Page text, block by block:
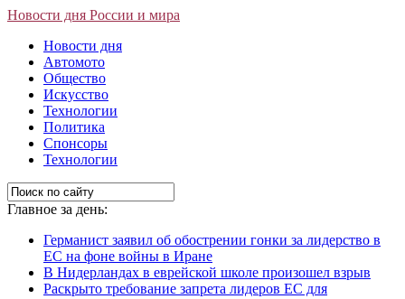
Новости дня России и мира
Новости дня
Автомото
Общество
Искусство
Технологии
Политика
Спонсоры
Технологии
Главное за день:
Германист заявил об обострении гонки за лидерство в
ЕС на фоне войны в Иране
В Нидерландах в еврейской школе произошел взрыв
Раскрыто требование запрета лидеров ЕС для